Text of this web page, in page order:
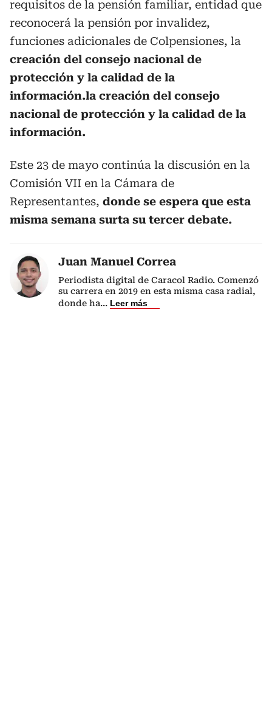
requisitos de la pensión familiar, entidad que
reconocerá la pensión por invalidez,
funciones adicionales de Colpensiones, la
creación del consejo nacional de
protección y la calidad de la
información.la creación del consejo
nacional de protección y la calidad de la
información.
Este 23 de mayo continúa la discusión en la
Comisión VII en la Cámara de
Representantes, donde se espera que esta
misma semana surta su tercer debate.
Juan Manuel Correa
Periodista digital de Caracol Radio. Comenzó
su carrera en 2019 en esta misma casa radial,
donde ha... Leer más